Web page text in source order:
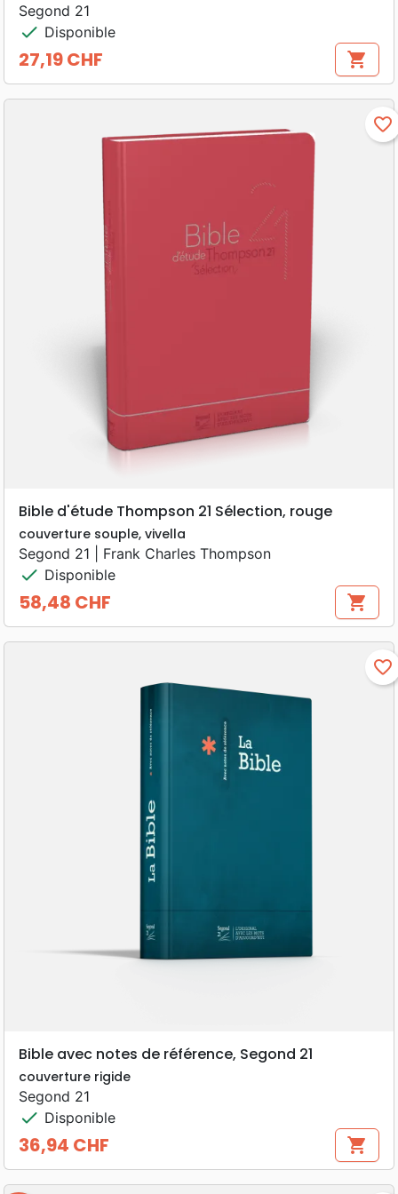
Segond 21
check Disponible
Prix
27,19 CHF shopping_cart
favorite_border
Bible d'étude Thompson 21 Sélection, rouge
couverture souple, vivella
Segond 21 | Frank Charles Thompson
check Disponible
Prix
58,48 CHF shopping_cart
favorite_border
Bible avec notes de référence, Segond 21
couverture rigide
Segond 21
check Disponible
Prix
36,94 CHF shopping_cart